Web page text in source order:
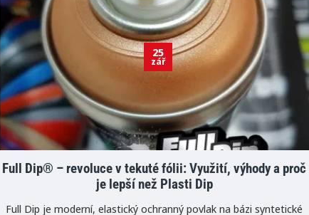
25
zář
Full Dip® – revoluce v tekuté fólii: Využití, výhody a proč
je lepší než Plasti Dip
Full Dip je moderní, elastický ochranný povlak na bázi syntetické